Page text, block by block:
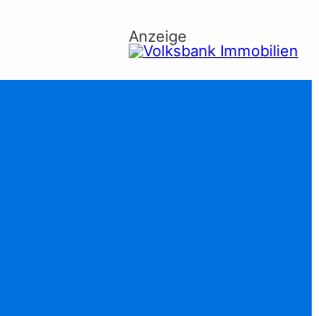
Anzeige